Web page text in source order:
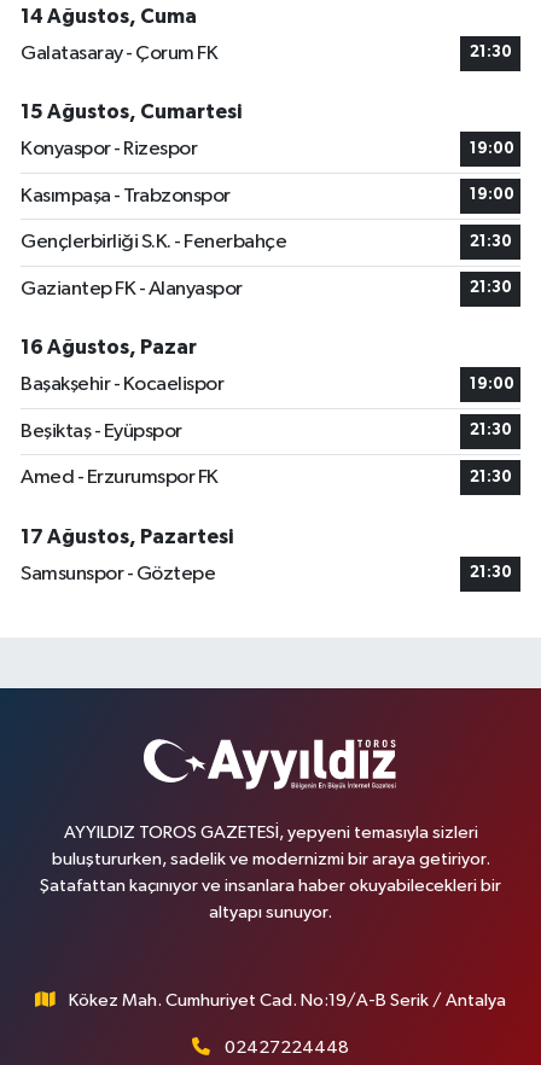
14 Ağustos, Cuma
Galatasaray - Çorum FK
21:30
15 Ağustos, Cumartesi
Konyaspor - Rizespor
19:00
Kasımpaşa - Trabzonspor 19:00
Gençlerbirliği S.K. - Fenerbahçe 21:30
Gaziantep FK - Alanyaspor 21:30
16 Ağustos, Pazar
Başakşehir - Kocaelispor
19:00
Beşiktaş - Eyüpspor 21:30
Amed - Erzurumspor FK 21:30
17 Ağustos, Pazartesi
Samsunspor - Göztepe
21:30
AYYILDIZ TOROS GAZETESİ, yepyeni temasıyla sizleri
buluştururken, sadelik ve modernizmi bir araya getiriyor.
Şatafattan kaçınıyor ve insanlara haber okuyabilecekleri bir
altyapı sunuyor.
Kökez Mah. Cumhuriyet Cad. No:19/A-B Serik / Antalya
02427224448